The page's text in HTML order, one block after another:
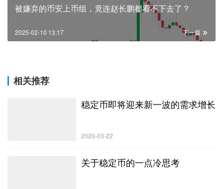
被嫌弃的币安上币组，竟连赵长鹏都看不下去了？
下一篇
2025-02-10 13:17
相关推荐
稳定币即将迎来新一波的需求增长
2020-03-22
关于稳定币的一点冷思考